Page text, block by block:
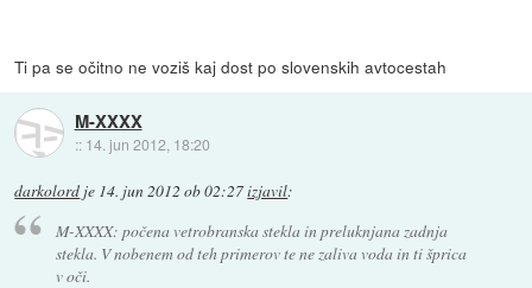
Ti pa se očitno ne voziš kaj dost po slovenskih avtocestah
M-XXXX
:: 14. jun 2012, 18:20
darkolord je 14. jun 2012 ob 02:27izjavil:
M-XXXX: počena vetrobranska stekla in preluknjana zadnja
stekla. V nobenem od teh primerov te ne zaliva voda in ti šprica
v oči.